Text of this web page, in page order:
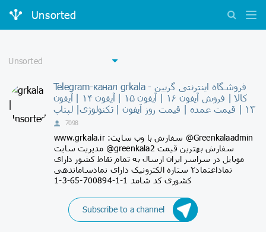
Unsorted
Telegram-канал grkala - فروشگاه اینترنتی گریین
کالا | فروش آیفون ۱۶ | آیفون ۱۵ | آیفون ۱۴ | آیفون
۱۳ | قیمت عمده | قیمت روز آیفون | تکنولوژی| لپتاپ
7098
www.grkala.ir :سفارش با وب سایت @Greenkalaadmin
مدیریت سایت @greenkala2 سفارش بهترین قیمت
موبایل در سراسر ایران ارسال به تمام نقاط کشور دارای
نماداعتماد۲ ستاره الکترونیک دارای نمادساماندهی
کشوری کد شامد 1-1-700894-65-3-1
Subscribe to a channel